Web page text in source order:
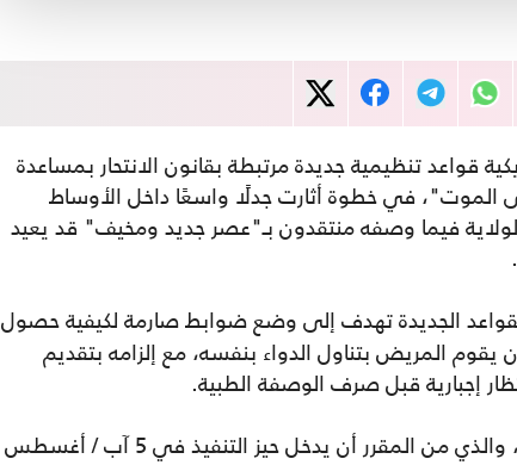
قواعد تنظيمية جديدة مرتبطة بقانون الانتحار بمساعدة
الموت"، في خطوة أثارت جدلًا واسعًا داخل الأوساط
فيما وصفه منتقدون بـ"عصر جديد ومخيف" قد يعيد
الجديدة تهدف إلى وضع ضوابط صارمة لكيفية حصول
المريض بتناول الدواء بنفسه، مع إلزامه بتقديم
إجبارية قبل صرف الوصفة الطبية.
وأشارت الصحيفة إلى أن القانون المثير للجدل، والذي من المقرر أن يدخل حيز التنفيذ في 5 آب / أغسطس